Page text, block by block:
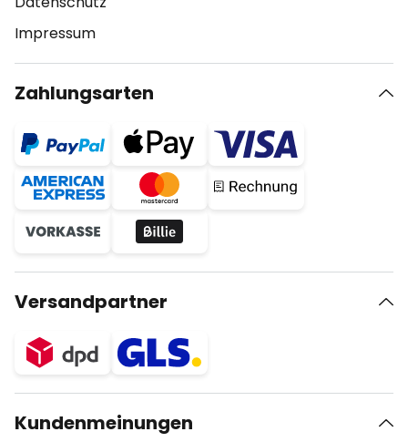
Impressum
Zahlungsarten
Versandpartner
Kundenmeinungen